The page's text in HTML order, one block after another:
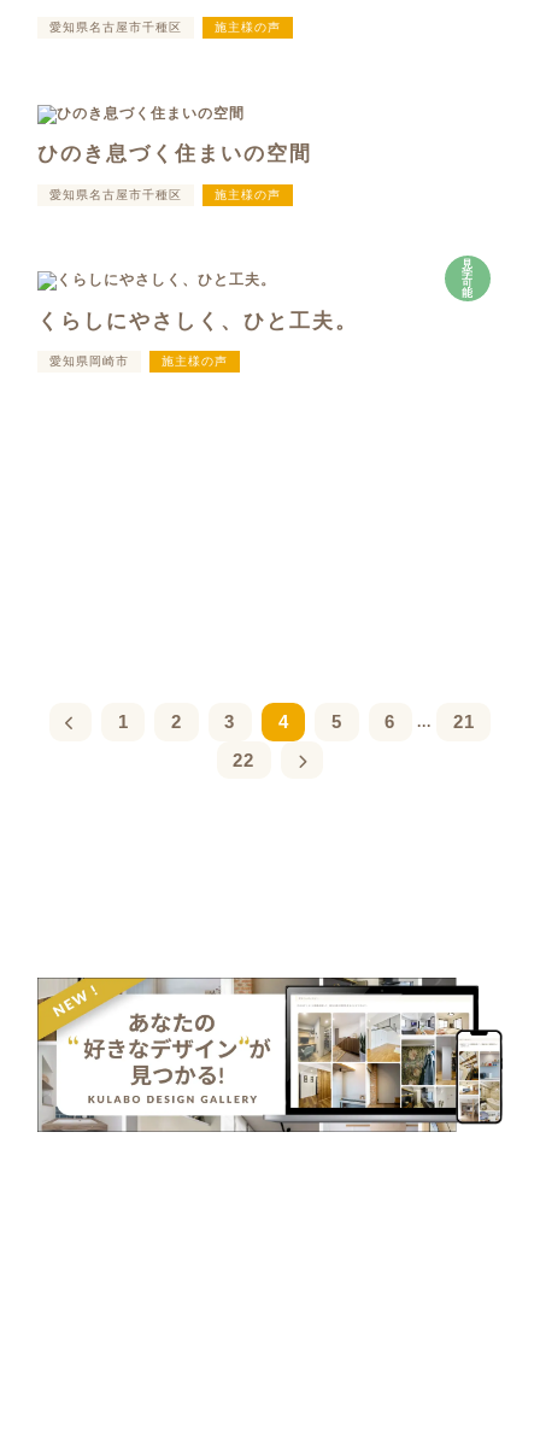
愛知県名古屋市千種区 施主様の声
ひのき息づく住まいの空間
愛知県名古屋市千種区 施主様の声
見
学
可
能
くらしにやさしく、ひと工夫。
愛知県岡崎市 施主様の声
1 2 3 4 5 6 ...
21
22